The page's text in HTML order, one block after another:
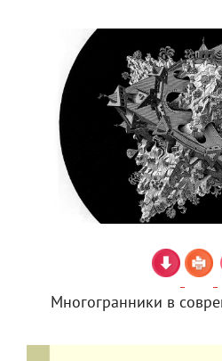
Многогранники в